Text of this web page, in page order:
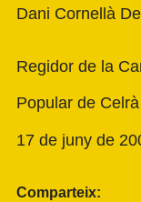
Dani Cornellà
Regidor de la
Popular de Celrà
17 de juny de
Comparteix: